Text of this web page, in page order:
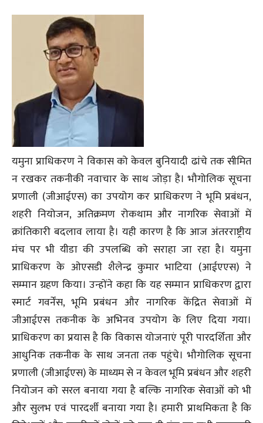
यमुना प्राधिकरण ने विकास को केवल बुनियादी ढांचे तक सीमित
न रखकर तकनीकी नवाचार के साथ जोड़ा है। भौगोलिक सूचना
प्रणाली (जीआईएस) का उपयोग कर प्राधिकरण ने भूमि प्रबंधन,
शहरी नियोजन, अतिक्रमण रोकथाम और नागरिक सेवाओं में
क्रांतिकारी बदलाव लाया है। यही कारण है कि आज अंतरराष्ट्रीय
मंच पर भी यीडा की उपलब्धि को सराहा जा रहा है। यमुना
प्राधिकरण के ओएसडी शैलेन्द्र कुमार भाटिया (आईएएस) ने
सम्मान ग्रहण किया। उन्होंने कहा कि यह सम्मान प्राधिकरण द्वारा
स्मार्ट गवर्नेंस, भूमि प्रबंधन और नागरिक केंद्रित सेवाओं में
जीआईएस तकनीक के अभिनव उपयोग के लिए दिया गया।
प्राधिकरण का प्रयास है कि विकास योजनाएं पूरी पारदर्शिता और
आधुनिक तकनीक के साथ जनता तक पहुंचे। भौगोलिक सूचना
प्रणाली (जीआईएस) के माध्यम से न केवल भूमि प्रबंधन और शहरी
नियोजन को सरल बनाया गया है बल्कि नागरिक सेवाओं को भी
और सुलभ एवं पारदर्शी बनाया गया है। हमारी प्राथमिकता है कि